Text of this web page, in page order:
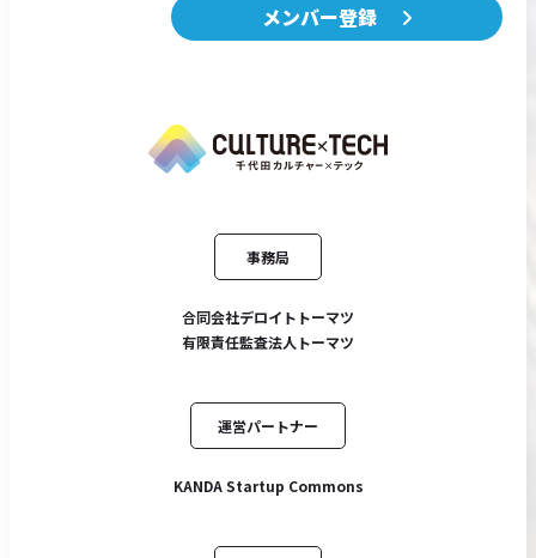
メンバー登録
事務局
合同会社デロイトトーマツ
有限責任監査法人トーマツ
運営パートナー
KANDA Startup Commons